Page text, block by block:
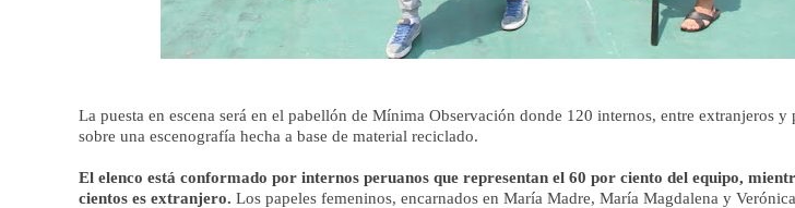
La puesta en escena será en el pabellón de Mínima Observación donde 120 internos, entre extranjeros y
sobre una escenografía hecha a base de material reciclado.
El elenco está conformado por internos peruanos que representan el 60 por ciento del equipo,
cientos es extranjero. Los papeles femeninos, encarnados en María Madre, María Magdalena y